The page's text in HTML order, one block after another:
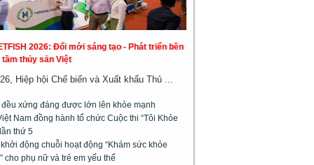
2026: Đổi mới sáng tạo - Phát triển bền
thủy sản Việt
Hiệp hội Chế biến và Xuất khẩu Thủ ...
đều xứng đáng được lớn lên khỏe mạnh
Nam đồng hành tổ chức Cuộc thi “Tôi Khỏe
thứ 5
động chuỗi hoạt động “Khám sức khỏe
cho phụ nữ và trẻ em yếu thế